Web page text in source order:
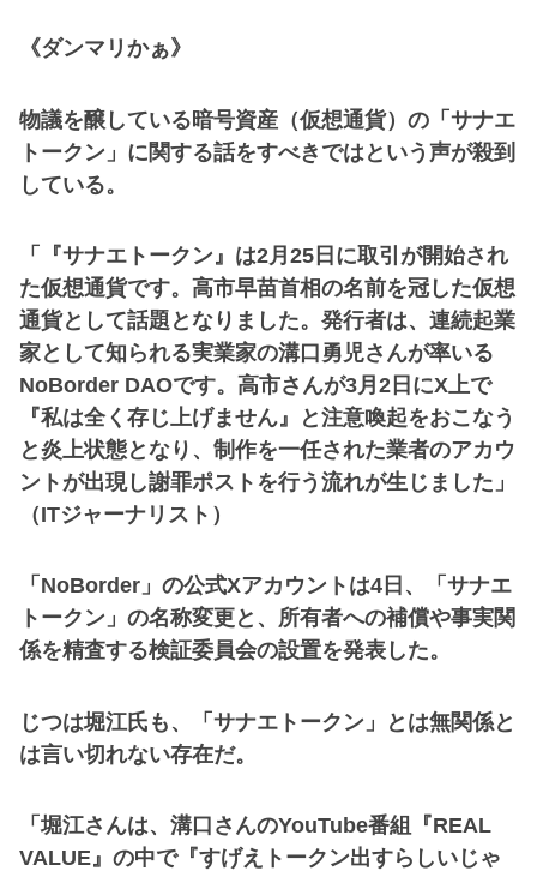
《ダンマリかぁ》
物議を醸している暗号資産（仮想通貨）の「サナエ
トークン」に関する話をすべきではという声が殺到
している。
「『サナエトークン』は2月25日に取引が開始され
た仮想通貨です。高市早苗首相の名前を冠した仮想
通貨として話題となりました。発行者は、連続起業
家として知られる実業家の溝口勇児さんが率いる
NoBorder DAOです。高市さんが3月2日にX上で
『私は全く存じ上げません』と注意喚起をおこなう
と炎上状態となり、制作を一任された業者のアカウ
ントが出現し謝罪ポストを行う流れが生じました」
（ITジャーナリスト）
「NoBorder」の公式Xアカウントは4日、「サナエ
トークン」の名称変更と、所有者への補償や事実関
係を精査する検証委員会の設置を発表した。
じつは堀江氏も、「サナエトークン」とは無関係と
は言い切れない存在だ。
「堀江さんは、溝口さんのYouTube番組『REAL
VALUE』の中で『すげえトークン出すらしいじゃ